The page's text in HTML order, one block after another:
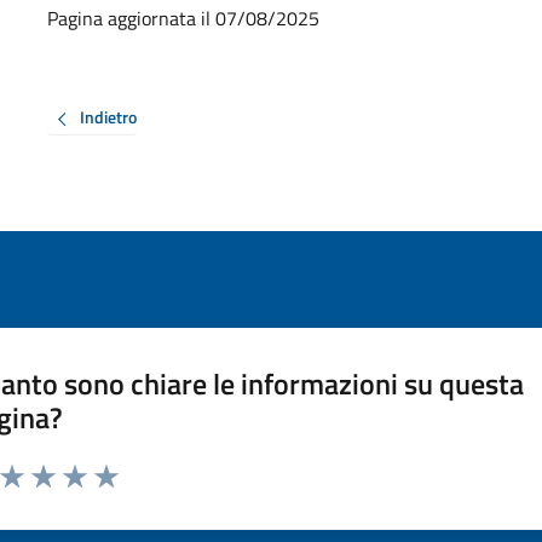
Pagina aggiornata il 07/08/2025
Indietro
sono chiare le informazioni su questa
da 1 a 5 stelle la pagina